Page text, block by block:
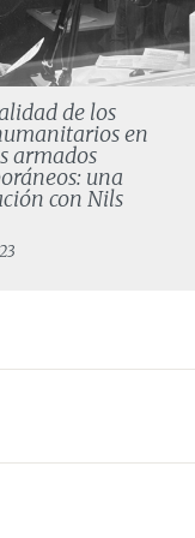
de los
en
armados
una
con Nils